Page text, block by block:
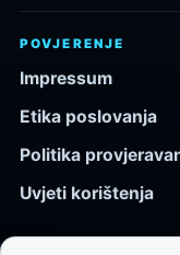
POVJERENJE
Impressum
Etika poslovanja
Politika
Uvjeti korištenja